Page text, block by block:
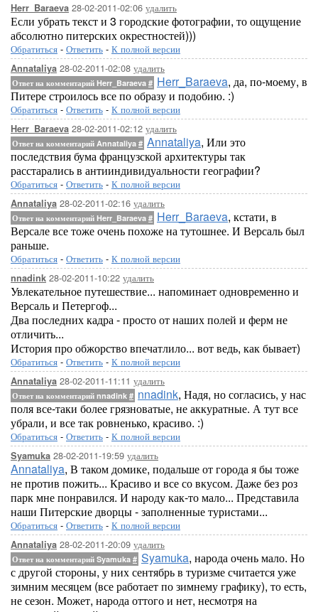
Herr_Baraeva 28-02-2011-02:06 удалить
Если убрать текст и 3 городские фотографии, то ощущение
абсолютно питерских окрестностей)))
Обратиться - Ответить - К полной версии
Annataliya 28-02-2011-02:08 удалить
Ответ на комментарий Herr_Baraeva # Herr_Baraeva, да, по-моему, в
Питере строилось все по образу и подобию. :)
Обратиться - Ответить - К полной версии
Herr_Baraeva 28-02-2011-02:12 удалить
Ответ на комментарий Annataliya # Annataliya, Или это
последствия бума французской архитектуры так
расстарались в антииндивидуальности географии?
Обратиться - Ответить - К полной версии
Annataliya 28-02-2011-02:16 удалить
Ответ на комментарий Herr_Baraeva # Herr_Baraeva, кстати, в
Версале все тоже очень похоже на тутошнее. И Версаль был
раньше.
Обратиться - Ответить - К полной версии
nnadink 28-02-2011-10:22 удалить
Увлекательное путешествие... напоминает одновременно и
Версаль и Петергоф...
Два последних кадра - просто от наших полей и ферм не
отличить...
История про обжорство впечатлило... вот ведь, как бывает)
Обратиться - Ответить - К полной версии
Annataliya 28-02-2011-11:11 удалить
Ответ на комментарий nnadink # nnadink, Надя, но согласись, у нас
поля все-таки более грязноватые, не аккуратные. А тут все
убрали, и все так ровненько, красиво. :)
Обратиться - Ответить - К полной версии
Syamuka 28-02-2011-19:59 удалить
Annataliya, В таком домике, подальше от города я бы тоже
не против пожить... Красиво и все со вкусом. Даже без роз
парк мне понравился. И народу как-то мало... Представила
наши Питерские дворцы - заполненные туристами...
Обратиться - Ответить - К полной версии
Annataliya 28-02-2011-20:09 удалить
Ответ на комментарий Syamuka # Syamuka, народа очень мало. Но
с другой стороны, у них сентябрь в туризме считается уже
зимним месяцем (все работает по зимнему графику), то есть,
не сезон. Может, народа оттого и нет, несмотря на